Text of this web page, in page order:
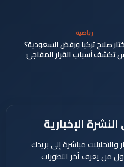
رياضية
صلاح تركيا ورفض السعودية؟
تكشف أسباب القرار المفاجئ
الإخبارية
مباشرة إلى بريدك
من يعرف آخر التطورات